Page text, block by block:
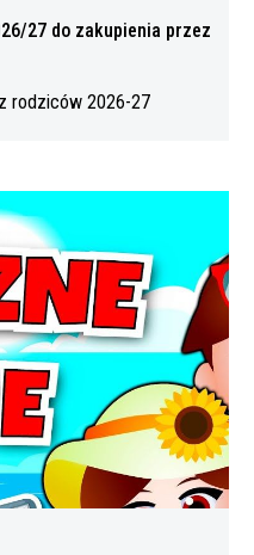
27 do zakupienia przez
rodziców 2026-27